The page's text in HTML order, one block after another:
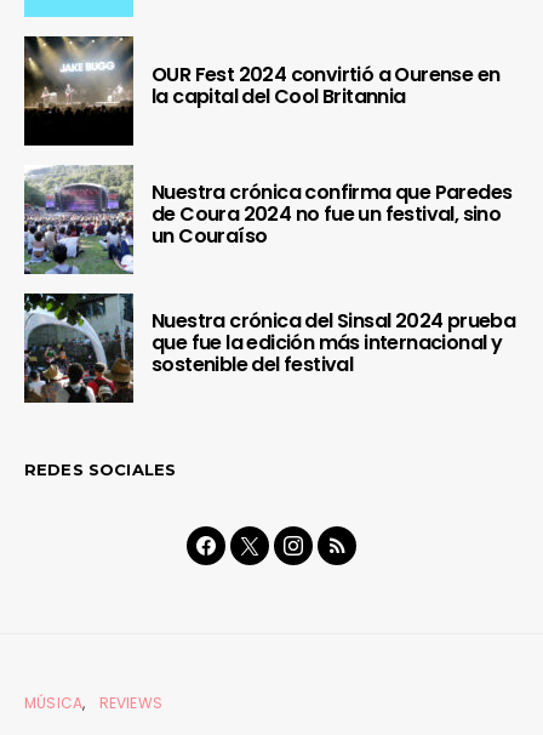
OUR Fest 2024 convirtió a Ourense en
la capital del Cool Britannia
Nuestra crónica confirma que Paredes
de Coura 2024 no fue un festival, sino
un Couraíso
Nuestra crónica del Sinsal 2024 prueba
que fue la edición más internacional y
sostenible del festival
REDES SOCIALES
MÚSICA REVIEWS